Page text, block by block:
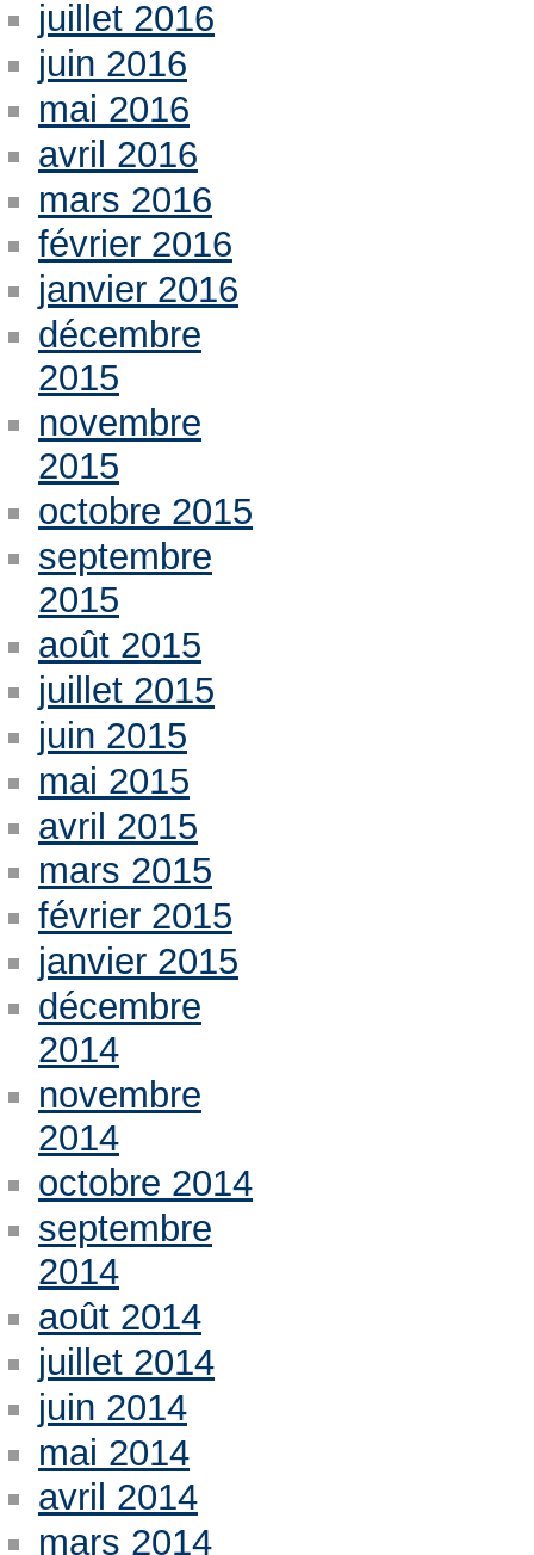
juillet 2016
juin 2016
mai 2016
avril 2016
mars 2016
février 2016
janvier 2016
décembre
2015
novembre
2015
octobre 2015
septembre
2015
août 2015
juillet 2015
juin 2015
mai 2015
avril 2015
mars 2015
février 2015
janvier 2015
décembre
2014
novembre
2014
octobre 2014
septembre
2014
août 2014
juillet 2014
juin 2014
mai 2014
avril 2014
mars 2014